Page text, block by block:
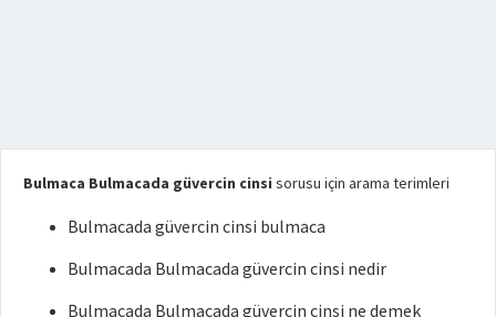
Bulmaca Bulmacada güvercin cinsi sorusu için arama terimleri
Bulmacada güvercin cinsi bulmaca
Bulmacada Bulmacada güvercin cinsi nedir
Bulmacada Bulmacada güvercin cinsi ne demek